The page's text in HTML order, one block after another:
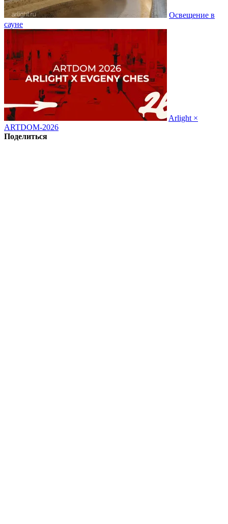
Освещение в
сауне
Arlight ×
ARTDOM-2026
Поделиться